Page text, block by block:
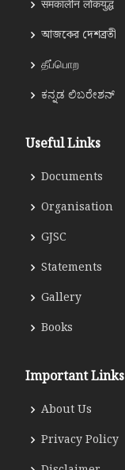
समकालीन लोकयुद्ध
আজকের দেশব্রতী
தீப்பொற
ಕನ್ನಡ ಲಿಬರೇಶನ್
Useful Links
Documents
Organisation
GJSC
Statements
Gallery
Books
Important Links
About Us
Privacy Policy